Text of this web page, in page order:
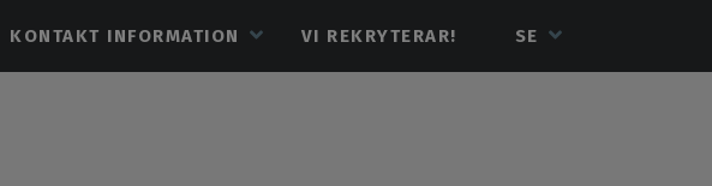
KONTAKT INFORMATION VI REKRYTERAR! SE